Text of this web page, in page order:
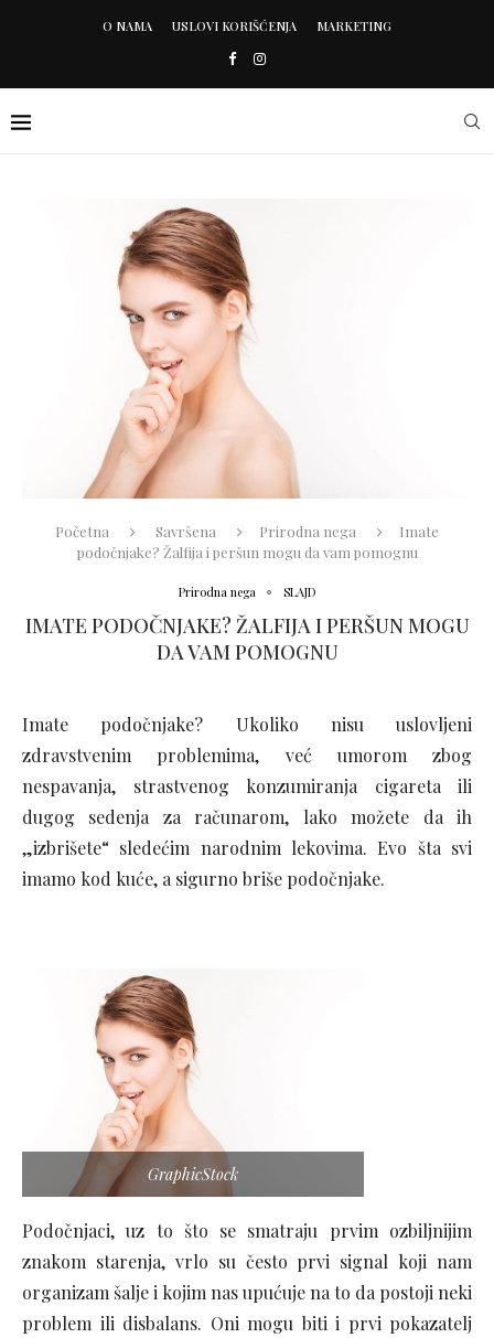
O NAMA USLOVI KORIŠĆENJA MARKETING
Početna Savršena Prirodna nega
Imate
podočnjake? Žalfija i peršun mogu da vam pomognu
Prirodna nega SLAJD
IMATE PODOČNJAKE? ŽALFIJA I PERŠUN MOGU
DA VAM POMOGNU
Imate podočnjake? Ukoliko nisu uslovljeni
zdravstvenim problemima, već umorom zbog
nespavanja, strastvenog konzumiranja cigareta ili
dugog sedenja za računarom, lako možete da ih
„izbrišete“ sledećim narodnim lekovima. Evo šta svi
imamo kod kuće, a sigurno briše podočnjake.
GraphicStock
Podočnjaci, uz to što se smatraju prvim ozbiljnijim
znakom starenja, vrlo su često prvi signal koji nam
organizam šalje i kojim nas upućuje na to da postoji neki
problem ili disbalans. Oni mogu biti i prvi pokazatelj